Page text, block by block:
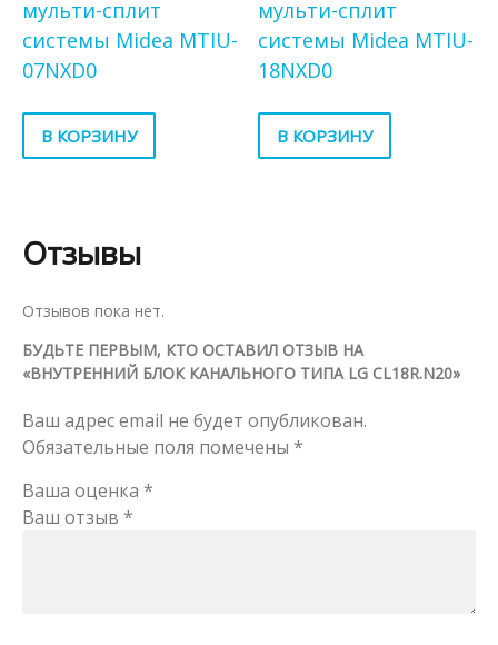
мульти-сплит
системы Midea MTIU-
07NXD0
В КОРЗИНУ
мульти-сплит
системы Midea MTIU-
18NXD0
В КОРЗИНУ
Отзывы
Отзывов пока нет.
БУДЬТЕ ПЕРВЫМ, КТО ОСТАВИЛ ОТЗЫВ НА
«ВНУТРЕННИЙ БЛОК КАНАЛЬНОГО ТИПА LG CL18R.N20»
Ваш адрес email не будет опубликован.
Обязательные поля помечены *
Ваша оценка *
Ваш отзыв *